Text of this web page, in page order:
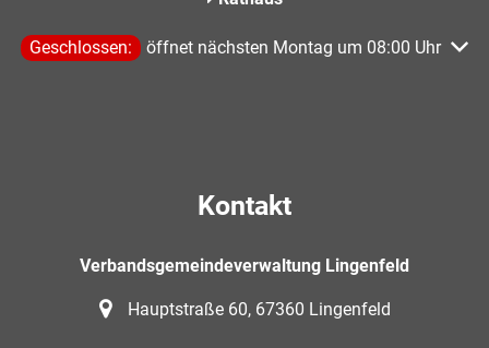
Klicken, um weitere Öffnungs- oder Schließzeiten
Geschlossen: öffnet nächsten Montag um 08:00 Uhr
Kontakt
Verbandsgemeindeverwaltung Lingenfeld
Hauptstraße 60, 67360 Lingenfeld